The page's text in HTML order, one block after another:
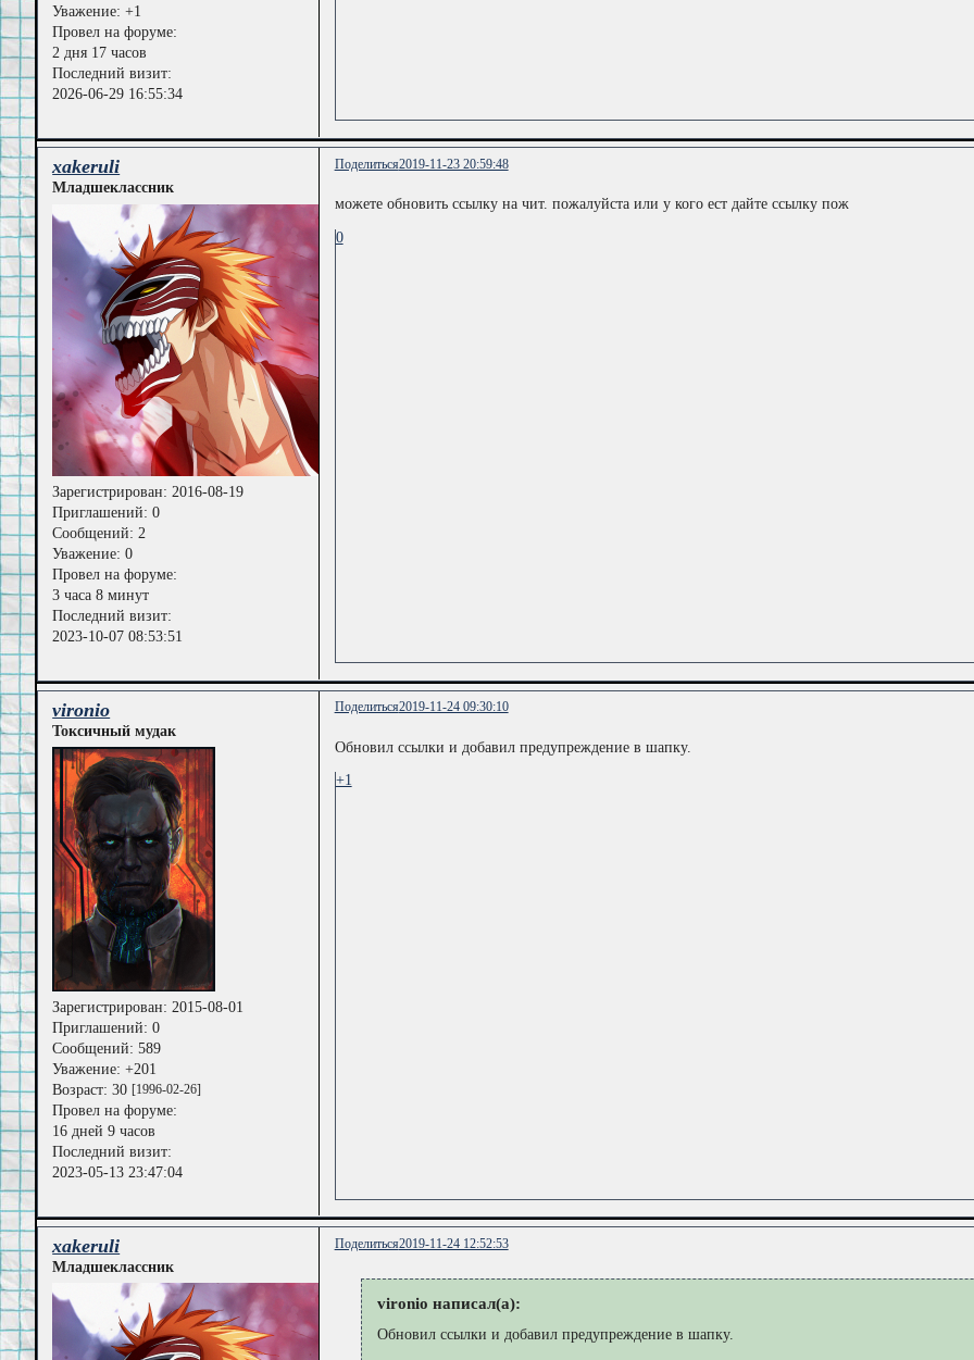
Уважение: +1
Провел на форуме:
2 дня 17 часов
Последний визит:
2026-06-29 16:55:34
Поделиться2019-11-23 20:59:48
xakeruli
Младшеклассник
Зарегистрирован: 2016-08-19
Приглашений: 0
Сообщений: 2
Уважение: 0
Провел на форуме:
3 часа 8 минут
Последний визит:
2023-10-07 08:53:51
можете обновить ссылку на чит. пожалуйста или у кого ест дайте ссылку пож
0
Поделиться2019-11-24 09:30:10
vironio
Токсичный мудак
Зарегистрирован: 2015-08-01
Приглашений: 0
Сообщений: 589
Уважение: +201
Возраст: 30 [1996-02-26]
Провел на форуме:
16 дней 9 часов
Последний визит:
2023-05-13 23:47:04
Обновил ссылки и добавил предупреждение в шапку.
+1
Поделиться2019-11-24 12:52:53
xakeruli
Младшеклассник
vironio написал(а):
Обновил ссылки и добавил предупреждение в шапку.